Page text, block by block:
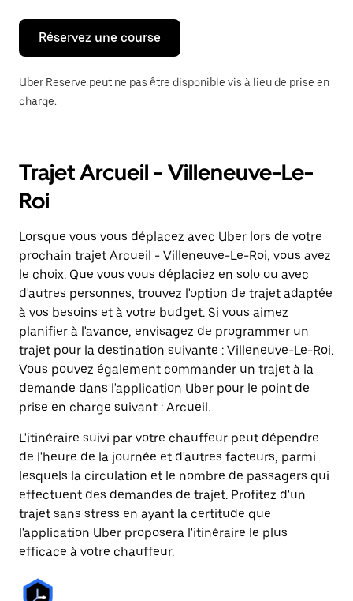
Échap
pour
fermer
calendrier.
Réservez une course
Uber Reserve peut ne pas être disponible vis à lieu de prise en
charge.
Trajet Arcueil - Villeneuve-Le-
Roi
Lorsque vous vous déplacez avec Uber lors de votre
prochain trajet Arcueil - Villeneuve-Le-Roi, vous avez
le choix. Que vous vous déplaciez en solo ou avec
d'autres personnes, trouvez l'option de trajet adaptée
à vos besoins et à votre budget. Si vous aimez
planifier à l'avance, envisagez de programmer un
trajet pour la destination suivante : Villeneuve-Le-Roi.
Vous pouvez également commander un trajet à la
demande dans l'application Uber pour le point de
prise en charge suivant : Arcueil.
L'itinéraire suivi par votre chauffeur peut dépendre
de l'heure de la journée et d'autres facteurs, parmi
lesquels la circulation et le nombre de passagers qui
effectuent des demandes de trajet. Profitez d'un
trajet sans stress en ayant la certitude que
l'application Uber proposera l'itinéraire le plus
efficace à votre chauffeur.